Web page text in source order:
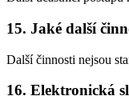
15. Jaké další
Další činnosti nejsou
16. Elektronická